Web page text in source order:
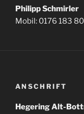
Philipp Schmirler
Mobil: 0176 183
ANSCHRIFT
Hegering Alt-